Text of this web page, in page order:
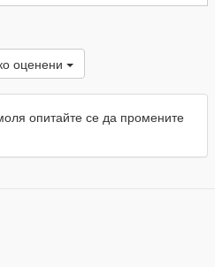
оценени
опитайте се да промените